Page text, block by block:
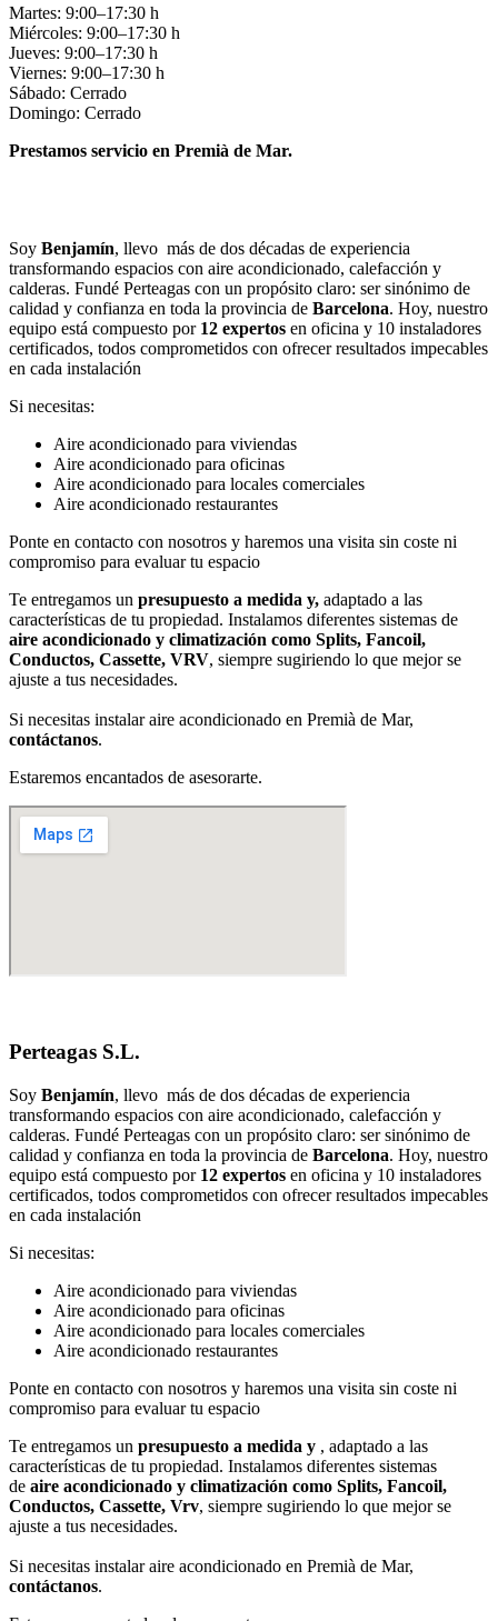
Martes: 9:00–17:30 h
Miércoles: 9:00–17:30 h
Jueves: 9:00–17:30 h
Viernes: 9:00–17:30 h
Sábado: Cerrado
Domingo: Cerrado
Prestamos servicio en Premià de Mar.
Soy Benjamín, llevo más de dos décadas de experiencia
transformando espacios con aire acondicionado, calefacción y
calderas. Fundé Perteagas con un propósito claro: ser sinónimo de
calidad y confianza en toda la provincia de Barcelona. Hoy, nuestro
equipo está compuesto por 12 expertos en oficina y 10 instaladores
certificados, todos comprometidos con ofrecer resultados impecables
en cada instalación
Si necesitas:
Aire acondicionado para viviendas
Aire acondicionado para oficinas
Aire acondicionado para locales comerciales
Aire acondicionado restaurantes
Ponte en contacto con nosotros y haremos una visita sin coste ni
compromiso para evaluar tu espacio
Te entregamos un presupuesto a medida y, adaptado a las
características de tu propiedad. Instalamos diferentes sistemas de
aire acondicionado y climatización como Splits, Fancoil,
Conductos, Cassette, VRV, siempre sugiriendo lo que mejor se
ajuste a tus necesidades.
Si necesitas instalar aire acondicionado en Premià de Mar,
contáctanos.
Estaremos encantados de asesorarte.
Perteagas S.L.
Soy Benjamín, llevo más de dos décadas de experiencia
transformando espacios con aire acondicionado, calefacción y
calderas. Fundé Perteagas con un propósito claro: ser sinónimo de
calidad y confianza en toda la provincia de Barcelona. Hoy, nuestro
equipo está compuesto por 12 expertos en oficina y 10 instaladores
certificados, todos comprometidos con ofrecer resultados impecables
en cada instalación
Si necesitas:
Aire acondicionado para viviendas
Aire acondicionado para oficinas
Aire acondicionado para locales comerciales
Aire acondicionado restaurantes
Ponte en contacto con nosotros y haremos una visita sin coste ni
compromiso para evaluar tu espacio
Te entregamos un presupuesto a medida y , adaptado a las
características de tu propiedad. Instalamos diferentes sistemas
de aire acondicionado y climatización como Splits, Fancoil,
Conductos, Cassette, Vrv, siempre sugiriendo lo que mejor se
ajuste a tus necesidades.
Si necesitas instalar aire acondicionado en Premià de Mar,
contáctanos.